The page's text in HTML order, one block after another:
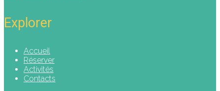
Explorer
Accueil
Réserver
Activités
Contacts